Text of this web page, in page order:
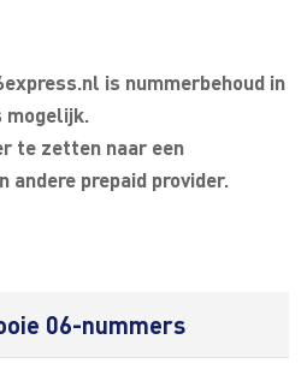
is nummerbehoud in
mogelijk.
te zetten naar een
andere prepaid provider.
06-nummers